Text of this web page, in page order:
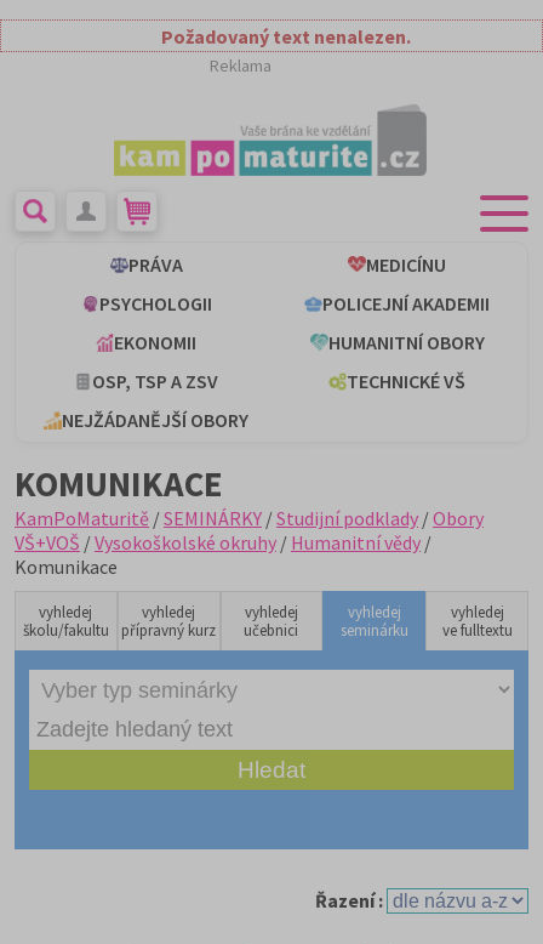
Požadovaný text nenalezen.
Reklama
PRÁVA
MEDICÍNU
PSYCHOLOGII
POLICEJNÍ AKADEMII
EKONOMII
HUMANITNÍ OBORY
OSP, TSP A ZSV
TECHNICKÉ VŠ
NEJŽÁDANĚJŠÍ OBORY
KOMUNIKACE
KamPoMaturitě /SEMINÁRKY /Studijní podklady /Obory
VŠ+VOŠ /Vysokoškolské okruhy / Humanitní vědy /
Komunikace
vyhledej
školu/fakultu
vyhledej
přípravný kurz
vyhledej
učebnici
vyhledej
seminárku
vyhledej
ve fulltextu
Řazení :